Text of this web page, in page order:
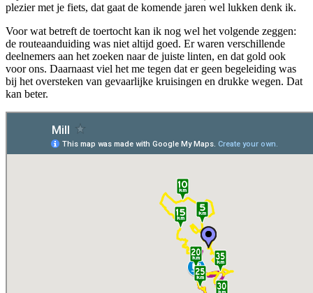
plezier met je fiets, dat gaat de komende jaren wel lukken denk ik.
Voor wat betreft de toertocht kan ik nog wel het volgende zeggen:
de routeaanduiding was niet altijd goed. Er waren verschillende
deelnemers aan het zoeken naar de juiste linten, en dat gold ook
voor ons. Daarnaast viel het me tegen dat er geen begeleiding was
bij het oversteken van gevaarlijke kruisingen en drukke wegen. Dat
kan beter.